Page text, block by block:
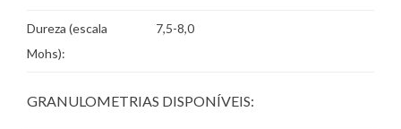
Dureza (escala
Mohs):
7,5-8,0
GRANULOMETRIAS DISPONÍVEIS: